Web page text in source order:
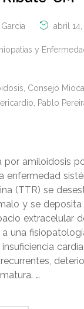
abril
y
Consejo
Pablo
por amiloidosis
enfermedad
(TTR) se
y se
extracelular
una
…